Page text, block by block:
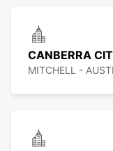
CANBERRA
MITCHELL -